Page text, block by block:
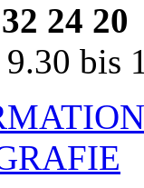
24 20
9.30 bis